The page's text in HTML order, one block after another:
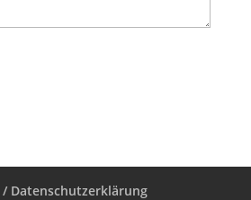
/ Datenschutzerklärung